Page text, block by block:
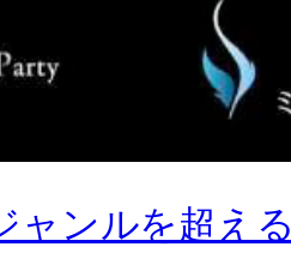
ャンルを超える